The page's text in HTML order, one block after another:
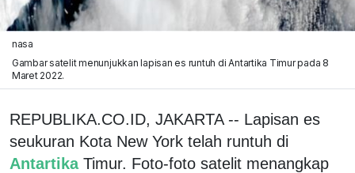
nasa
Gambar satelit menunjukkan lapisan es runtuh di Antartika Timur pada 8
Maret 2022.
REPUBLIKA.CO.ID, JAKARTA -- Lapisan es
seukuran Kota New York telah runtuh di
Antartika Timur. Foto-foto satelit menangkap